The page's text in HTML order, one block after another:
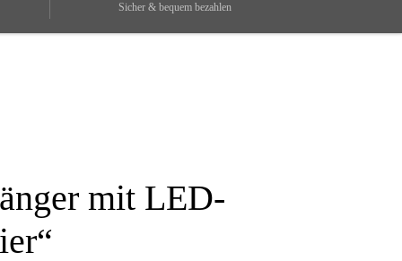
Sicher & bequem bezahlen
mit LED-